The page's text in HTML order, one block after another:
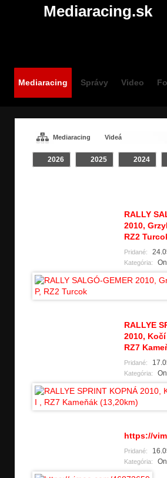
Mediaracing.sk
Mediaracing Správy Video
Mediaracing Videá
2026 2025 2024
RALLY
2010,
RZ2
Pridané:
Kategória:
RALLYE
2010,
RZ7
Pridané:
Kategória:
https://
Pridané:
Kategória: